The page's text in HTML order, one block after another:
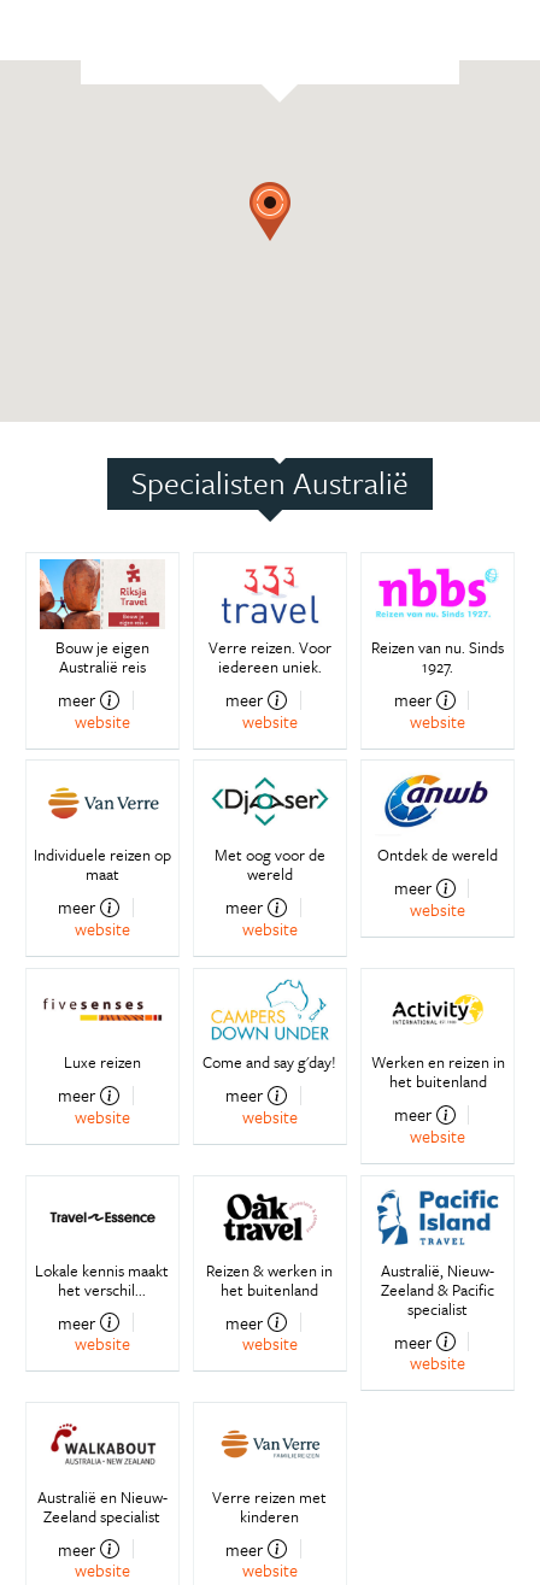
Specialisten Australië
Bouw je eigen
Australië reis
meer
website
Verre reizen. Voor
iedereen uniek.
meer
website
Reizen van nu. Sinds
1927.
meer
website
Individuele reizen op
maat
meer
website
Met oog voor de
wereld
meer
website
Ontdek de wereld
meer
website
Luxe reizen
meer
website
Come and say g'day!
meer
website
Werken en reizen in
het buitenland
meer
website
Lokale kennis maakt
het verschil...
meer
website
Reizen & werken in
het buitenland
meer
website
Australië, Nieuw-
Zeeland & Pacific
specialist
meer
website
Australië en Nieuw-
Zeeland specialist
meer
website
Verre reizen met
kinderen
meer
website